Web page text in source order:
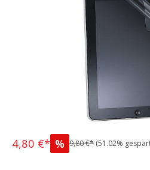
4,80 €* % 9,80 €* (51.02%